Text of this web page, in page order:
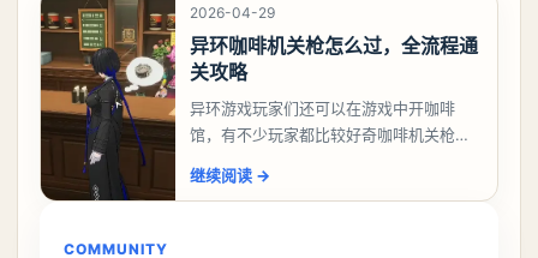
2026-04-29
异环咖啡机关枪怎么过，全流程通
关攻略
异环游戏玩家们还可以在游戏中开咖啡
馆，有不少玩家都比较好奇咖啡机关枪应
机关枪攻略。异环咖啡机关枪怎么过一、
继续阅读 →
COMMUNITY